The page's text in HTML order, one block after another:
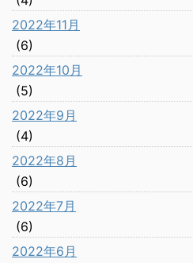
2022年11月
(6)
2022年10月
(5)
2022年9月
(4)
2022年8月
(6)
2022年7月
(6)
2022年6月